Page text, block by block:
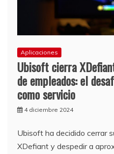
Aplicaciones
Ubisoft cierra
de empleados: el
como servicio
4 diciembre 2024
Ubisoft ha decidido cerrar
XDefiant y despedir a